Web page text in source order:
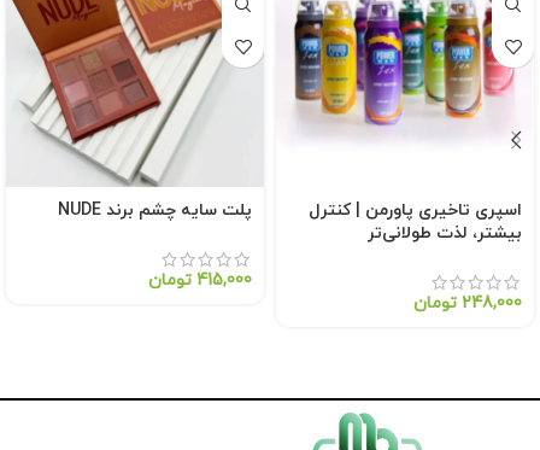
اسپری تاخیری پاورمن | کنترل
بیشتر، لذت طولانی‌تر
248,000 تومان
پلت سایه چشم برند NUDE
415,000 تومان